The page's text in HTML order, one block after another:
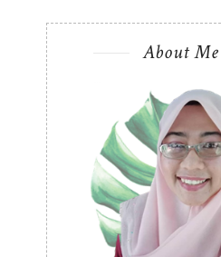
About Me